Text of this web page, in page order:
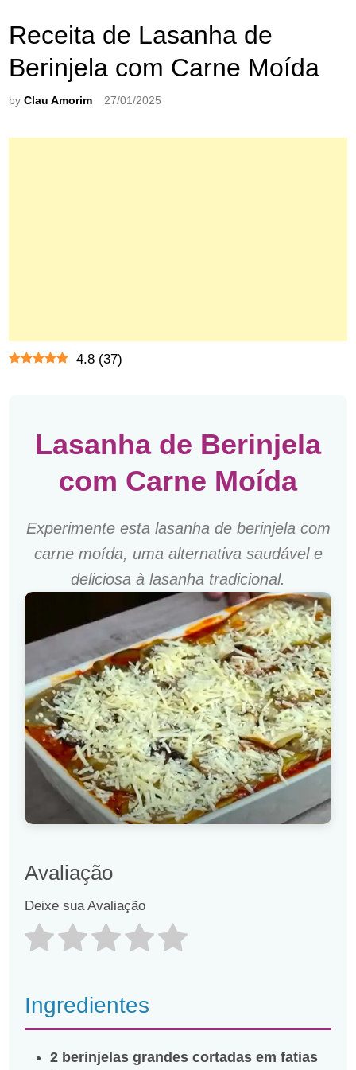
Receita de Lasanha de
Berinjela com Carne Moída
byClau Amorim 27/01/2025
4.8 (37)
Lasanha de Berinjela
com Carne Moída
Experimente esta lasanha de berinjela com
carne moída, uma alternativa saudável e
deliciosa à lasanha tradicional.
Avaliação
Deixe sua Avaliação
Ingredientes
2 berinjelas grandes cortadas em fatias